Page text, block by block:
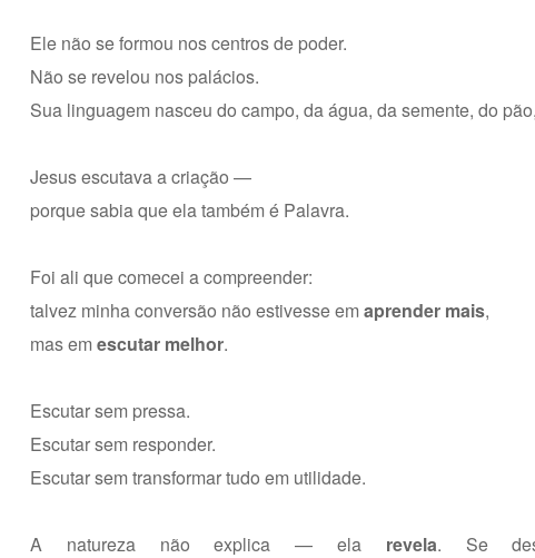
Ele não se formou nos centros de poder.
Não se revelou nos palácios.
Sua linguagem nasceu do campo, da água, da semente, do
Jesus escutava a criação —
porque sabia que ela também é Palavra.
Foi ali que comecei a compreender:
talvez minha conversão não estivesse emaprender mais,
mas emescutar melhor.
Escutar sem pressa.
Escutar sem responder.
Escutar sem transformar tudo em utilidade.
A natureza não explica — ela revela. Se